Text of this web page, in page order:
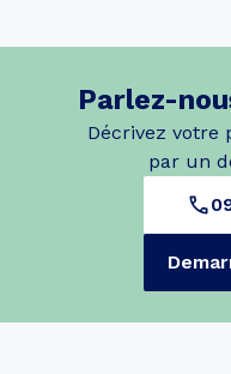
Parlez-
Décrivez votre
par un